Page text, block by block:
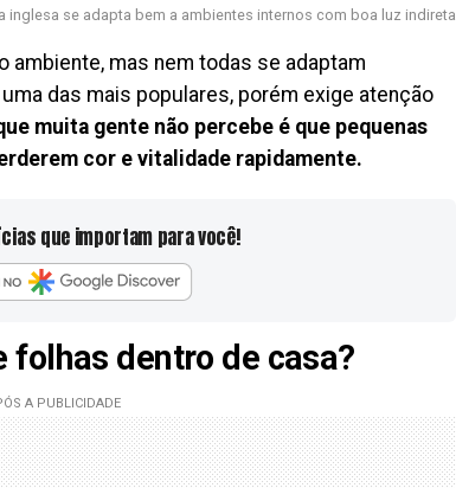
inglesa se adapta bem a ambientes internos com boa luz indireta
ambiente, mas nem todas se adaptam
das mais populares, porém exige atenção
muita gente não percebe é que pequenas
cor e vitalidade rapidamente.
que importam para você!
folhas dentro de casa?